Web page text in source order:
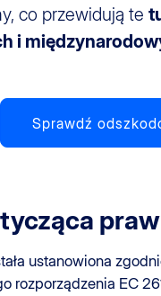
co przewidują te
i
Sprawdź
ustanowiona
rozporządzenia EC